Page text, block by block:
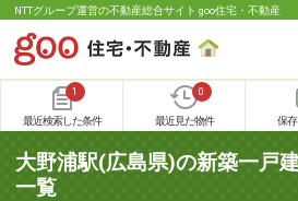
NTTグループ運営の不動産総合サイト goo住宅・不動産
1
最近検索した条件
0
最近見た物件 保
大野浦駅(広島県)の新築一戸
一覧